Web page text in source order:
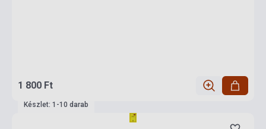
1 800 Ft
Készlet: 1-10 darab